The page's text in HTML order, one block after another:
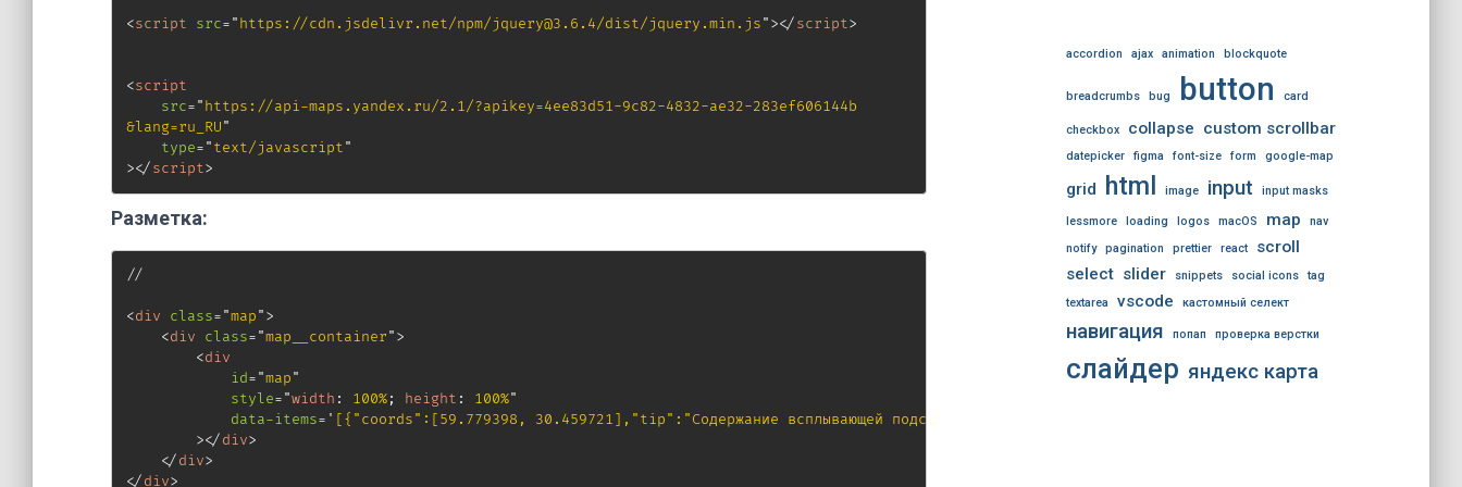
<script src="https://cdn.jsdelivr.net/npm/jquery@3.6.4/dist/jquery.min.js"></script>
<script
src="https://api-maps.yandex.ru/2.1/?apikey=4ee83d51-9c82-4832-ae32-283ef606144b
&lang=ru_RU"
type="text/javascript"
></script>
Разметка:
//
<div class="map">
<div class="map__container">
<div
id="map"
style="width : 100%; height : 100%"
data-items= ' [{"coords":[59.779398, 30.459721],"tip":"Содержание всплывающей подсказки","title":"Альфа-Авто","description":"Россия, Адлер,
></div>
</div>
</div>
accordion ajax animation blockquote
breadcrumbs bug button card
checkbox collapse custom scrollbar
datepicker figma font-size form google-map
grid html image input input masks
lessmore loading logos macOS map
nav
notify
pagination prettier react
scroll
select slider snippets social icons
tag
textarea
vscode кастомный селект
навигация попап проверка верстки
слайдер яндекс карта